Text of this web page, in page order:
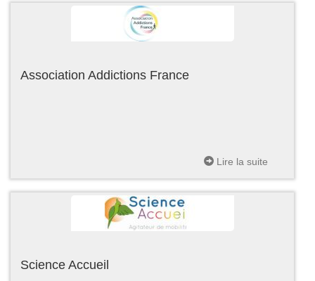
Association Addictions France
Lire la suite
Science Accueil